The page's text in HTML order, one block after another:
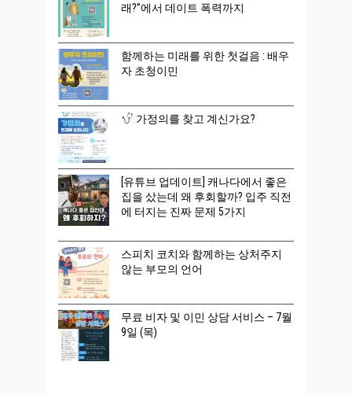
래?”에서 데이트 폭력까지
함께하는 미래를 위한 첫걸음 : 배우
자 초청이민
가정의를 찾고 계신가요?
[유튜브 업데이트] 캐나다에서 좋은
집을 샀는데 왜 후회할까? 입주 직전
에 터지는 진짜 문제 5가지
스피치 코치와 함께하는 상처주지
않는 부모의 언어
무료 비자 및 이민 상담 서비스 – 7월
9일 (목)